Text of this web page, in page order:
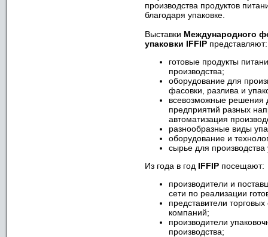
производства продуктов
благодаря упаковке.
Выставки Международного
упаковки IFFIP представляют:
готовые продукты
производства;
оборудование для
фасовки, разлива и
всевозможные решения
предприятий разных
автоматизация
разнообразные виды
оборудование и
сырье для производства
Из года в год IFFIP посещают:
производители и
сети по реализации
представители
компаний;
производители
производства;